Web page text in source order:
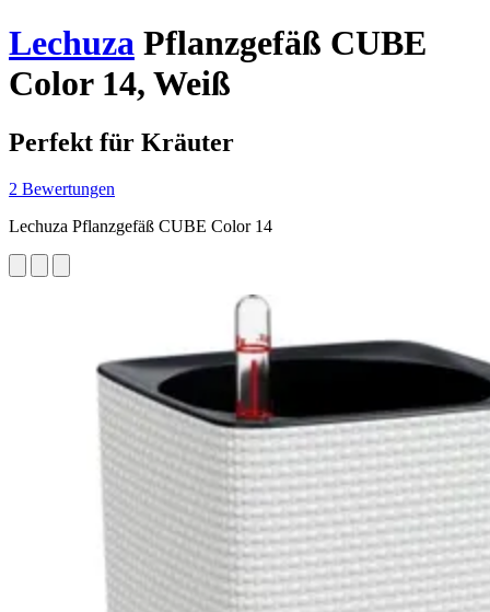
Lechuza Pflanzgefäß CUBE
Color 14, Weiß
Perfekt für Kräuter
2 Bewertungen
Lechuza Pflanzgefäß CUBE Color 14